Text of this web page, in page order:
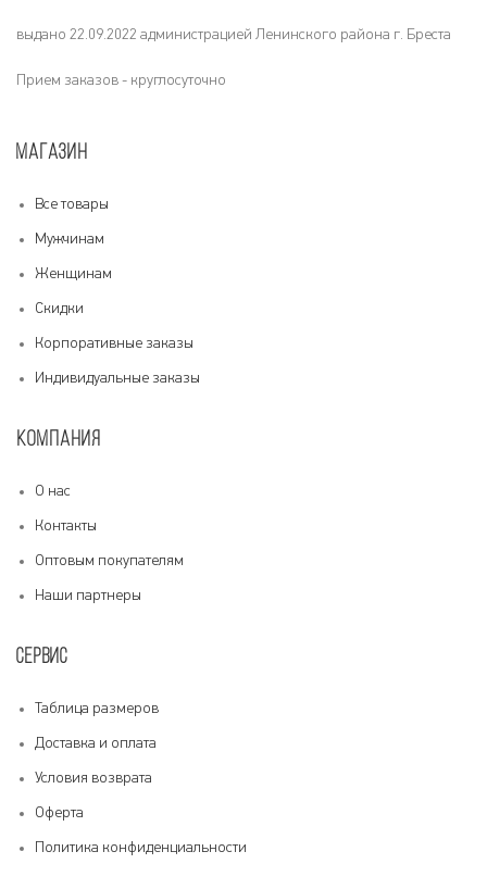
выдано 22.09.2022 администрацией Ленинского района г. Бреста
Прием заказов - круглосуточно
МАГАЗИН
Все товары
Мужчинам
Женщинам
Скидки
Корпоративные заказы
Индивидуальные заказы
КОМПАНИЯ
О нас
Контакты
Оптовым покупателям
Наши партнеры
СЕРВИС
Таблица размеров
Доставка и оплата
Условия возврата
Оферта
Политика конфиденциальности